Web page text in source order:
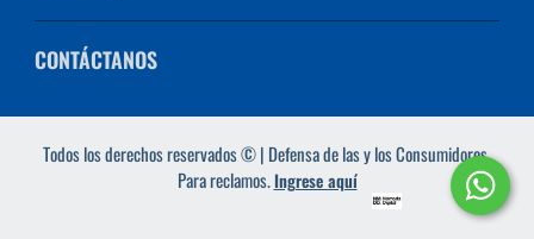
CONTÁCTANOS
Todos los derechos reservados © | Defensa de las y los Consumidores.
Para reclamos.Ingrese aquí